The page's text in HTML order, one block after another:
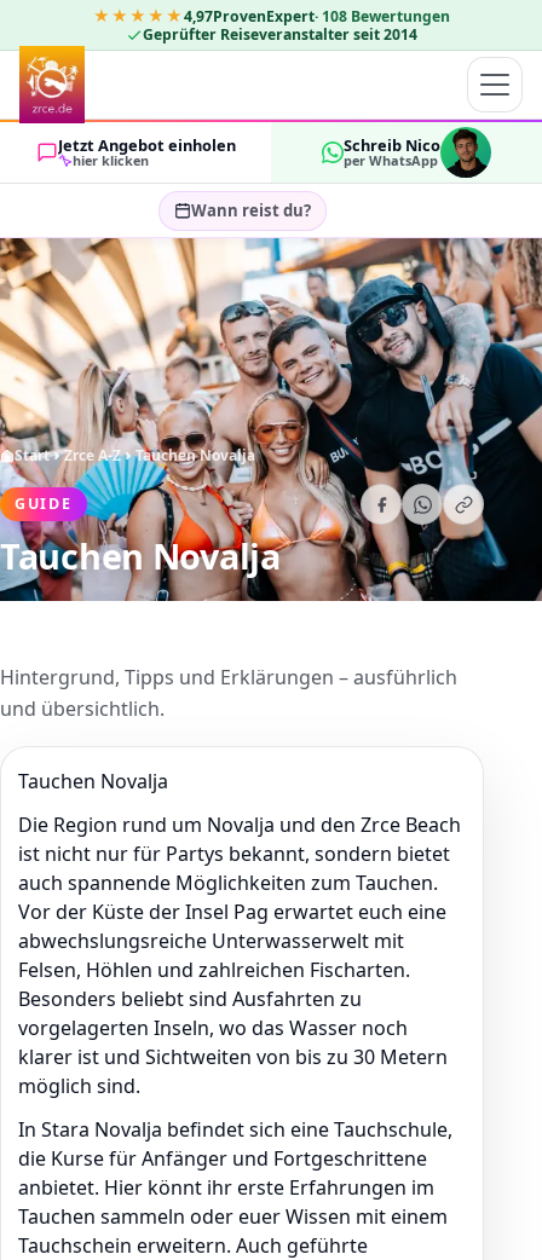
★★★★★4,97ProvenExpert· 108 Bewertungen
Geprüfter Reiseveranstalter seit 2014
Jetzt Angebot einholen
hier klicken
Schreib Nico
per WhatsApp
Wann reist du?
Reisezeitraum wählen…
GÄSTE
2 OK
Start Zrce A-Z Tauchen Novalja
GUIDE
Tauchen Novalja
Hintergrund, Tipps und Erklärungen – ausführlich
und übersichtlich.
Tauchen Novalja
Die Region rund um Novalja und den Zrce Beach
ist nicht nur für Partys bekannt, sondern bietet
auch spannende Möglichkeiten zum Tauchen.
Vor der Küste der Insel Pag erwartet euch eine
abwechslungsreiche Unterwasserwelt mit
Felsen, Höhlen und zahlreichen Fischarten.
Besonders beliebt sind Ausfahrten zu
vorgelagerten Inseln, wo das Wasser noch
klarer ist und Sichtweiten von bis zu 30 Metern
möglich sind.
In Stara Novalja befindet sich eine Tauchschule,
die Kurse für Anfänger und Fortgeschrittene
anbietet. Hier könnt ihr erste Erfahrungen im
Tauchen sammeln oder euer Wissen mit einem
Tauchschein erweitern. Auch geführte